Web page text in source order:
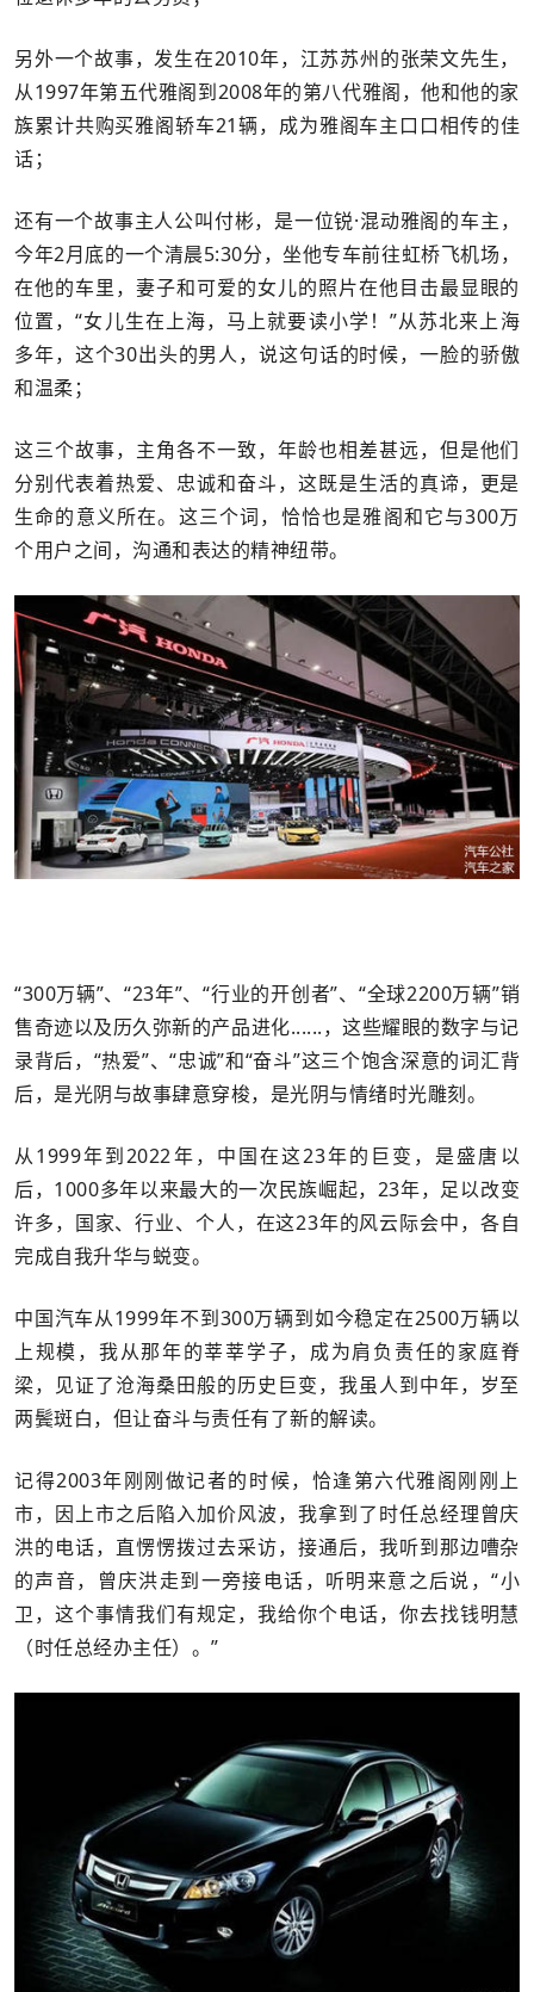
另外一个故事，发生在2010年，江苏苏州的张荣文先生，
从1997年第五代雅阁到2008年的第八代雅阁，他和他的家
族累计共购买雅阁轿车21辆，成为雅阁车主口口相传的佳
话；
还有一个故事主人公叫付彬，是一位锐·混动雅阁的车主，
今年2月底的一个清晨5:30分，坐他专车前往虹桥飞机场，
在他的车里，妻子和可爱的女儿的照片在他目击最显眼的
位置，“女儿生在上海，马上就要读小学！”从苏北来上海
多年，这个30出头的男人，说这句话的时候，一脸的骄傲
和温柔；
这三个故事，主角各不一致，年龄也相差甚远，但是他们
分别代表着热爱、忠诚和奋斗，这既是生活的真谛，更是
生命的意义所在。这三个词，恰恰也是雅阁和它与300万
个用户之间，沟通和表达的精神纽带。
“300万辆”、“23年”、“行业的开创者”、“全球2200万辆”销
售奇迹以及历久弥新的产品进化......，这些耀眼的数字与记
录背后，“热爱”、“忠诚”和“奋斗”这三个饱含深意的词汇背
后，是光阴与故事肆意穿梭，是光阴与情绪时光雕刻。
从1999年到2022年，中国在这23年的巨变，是盛唐以
后，1000多年以来最大的一次民族崛起，23年，足以改变
许多，国家、行业、个人，在这23年的风云际会中，各自
完成自我升华与蜕变。
中国汽车从1999年不到300万辆到如今稳定在2500万辆以
上规模，我从那年的莘莘学子，成为肩负责任的家庭脊
梁，见证了沧海桑田般的历史巨变，我虽人到中年，岁至
两鬓斑白，但让奋斗与责任有了新的解读。
记得2003年刚刚做记者的时候，恰逢第六代雅阁刚刚上
市，因上市之后陷入加价风波，我拿到了时任总经理曾庆
洪的电话，直愣愣拨过去采访，接通后，我听到那边嘈杂
的声音，曾庆洪走到一旁接电话，听明来意之后说，“小
卫，这个事情我们有规定，我给你个电话，你去找钱明慧
（时任总经办主任）。”